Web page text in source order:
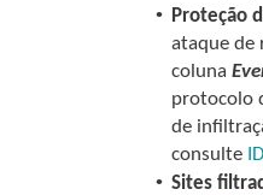
• Proteção
ataque de
coluna
protocolo
de
consulte
• Sites